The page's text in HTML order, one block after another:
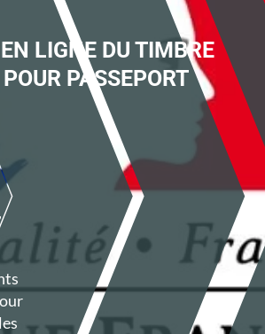
LIGNE DU TIMBRE
PASSEPORT